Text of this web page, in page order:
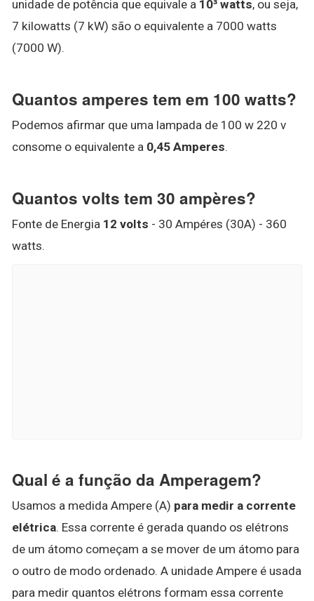
unidade de potência que equivale a 10³ watts, ou seja,
7 kilowatts (7 kW) são o equivalente a 7000 watts
(7000 W).
Quantos amperes tem em 100 watts?
Podemos afirmar que uma lampada de 100 w 220 v
consome o equivalente a 0,45 Amperes.
Quantos volts tem 30 ampères?
Fonte de Energia 12 volts - 30 Ampéres (30A) - 360
watts.
Qual é a função da Amperagem?
Usamos a medida Ampere (A) para medir a corrente
elétrica. Essa corrente é gerada quando os elétrons
de um átomo começam a se mover de um átomo para
o outro de modo ordenado. A unidade Ampere é usada
para medir quantos elétrons formam essa corrente